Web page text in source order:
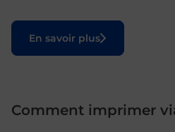
En savoir plus
Le lien s'ouvre dans un nouvel
Comment imprimer